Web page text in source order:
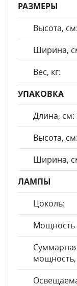
РАЗМЕРЫ
Высота, см:
Ширина,
Вес, кг:
УПАКОВКА
Длина, см:
Высота, см:
Ширина,
ЛАМПЫ
Цоколь:
Мощность
мощность,